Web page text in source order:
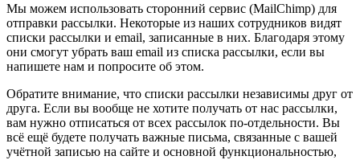
Мы можем использовать сторонний сервис (MailChimp) для
отправки рассылки. Некоторые из наших сотрудников видят
списки рассылки и email, записанные в них. Благодаря этому
они смогут убрать ваш email из списка рассылки, если вы
напишете нам и попросите об этом.
Обратите внимание, что списки рассылки независимы друг от
друга. Если вы вообще не хотите получать от нас рассылки,
вам нужно отписаться от всех рассылок по-отдельности. Вы
всё ещё будете получать важные письма, связанные с вашей
учётной записью на сайте и основной функциональностью,